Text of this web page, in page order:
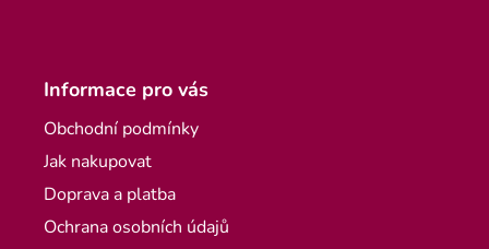
Informace pro vás
Obchodní podmínky
Jak nakupovat
Doprava a platba
Ochrana osobních údajů